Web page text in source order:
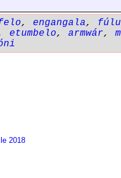
, engangala, fúlu
etumbelo, armwár,
2018